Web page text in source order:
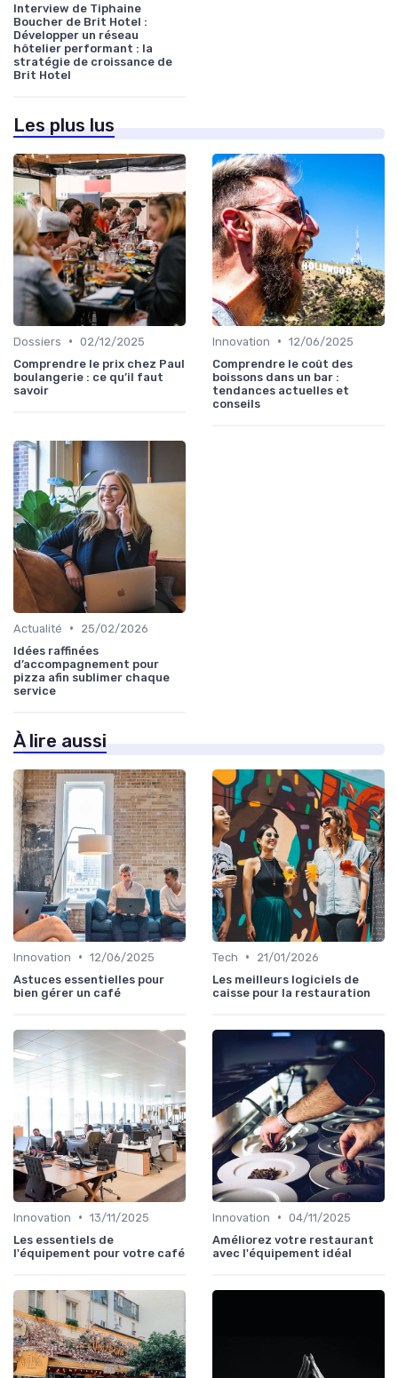
Interview de Tiphaine
Boucher de Brit Hotel :
Développer un réseau
hôtelier performant : la
stratégie de croissance de
Brit Hotel
Les plus lus
Dossiers • 02/12/2025
Comprendre le prix chez Paul
boulangerie : ce qu’il faut
savoir
Innovation • 12/06/2025
Comprendre le coût des
boissons dans un bar :
tendances actuelles et
conseils
Actualité •
25/02/2026
Idées raffinées
d’accompagnement pour
pizza afin sublimer chaque
service
À lire aussi
Innovation • 12/06/2025
Astuces essentielles pour
bien gérer un café
Tech •
21/01/2026
Les meilleurs logiciels de
caisse pour la restauration
Innovation • 13/11/2025
Les essentiels de
l'équipement pour votre café
Innovation • 04/11/2025
Améliorez votre restaurant
avec l'équipement idéal